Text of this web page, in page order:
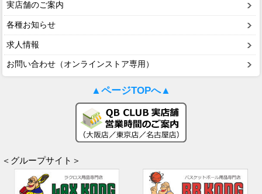
実店舗のご案内
各種お知らせ
求人情報
お問い合わせ（オンラインストア専用）
▲ページTOPへ▲
＜グループサイト＞